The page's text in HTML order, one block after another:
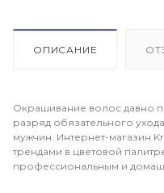
ОПИСАНИЕ
Окрашивание волос давно
разряд обязательного
мужчин. Интернет-магазин
трендами в цветовой
профессиональным и